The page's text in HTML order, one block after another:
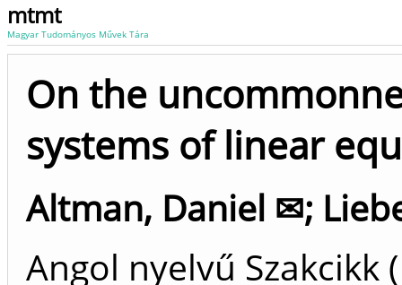
mtmt
Magyar Tudományos Művek Tára
On the
systems of linear
Altman, Daniel ✉;
Angol nyelvű